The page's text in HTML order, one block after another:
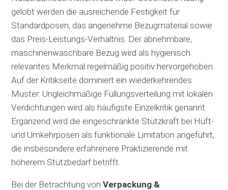
gelobt werden die ausreichende Festigkeit für
Standardposen, das angenehme Bezugmaterial sowie
das Preis-Leistungs-Verhältnis. Der abnehmbare,
maschinenwaschbare Bezug wird als hygienisch
relevantes Merkmal regelmäßig positiv hervorgehoben.
Auf der Kritikseite dominiert ein wiederkehrendes
Muster: Ungleichmäßige Füllungsverteilung mit lokalen
Verdichtungen wird als häufigste Einzelkritik genannt.
Ergänzend wird die eingeschränkte Stützkraft bei Hüft-
und Umkehrposen als funktionale Limitation angeführt,
die insbesondere erfahrenere Praktizierende mit
höherem Stützbedarf betrifft.
Bei der Betrachtung vonVerpackung &